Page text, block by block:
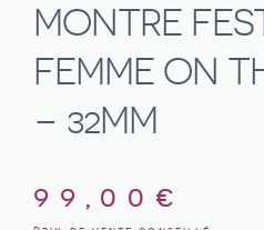
MONTRE
FEMME ON
– 32MM
99,00 €